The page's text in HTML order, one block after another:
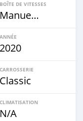
BOÎTE DE VITESSES
Manuelle
ANNÉE
2020
CARROSSERIE
Classic
CLIMATISATION
N/A